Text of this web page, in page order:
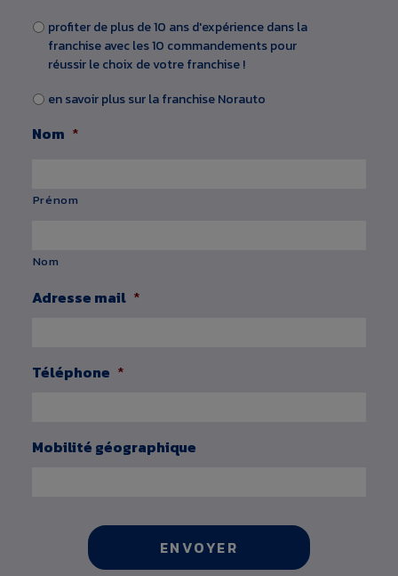
profiter de plus de 10 ans d'expérience dans la
franchise avec les 10 commandements pour
réussir le choix de votre franchise !
en savoir plus sur la franchise Norauto
Nom *
Prénom
Nom
Adresse mail *
Téléphone *
Mobilité géographique